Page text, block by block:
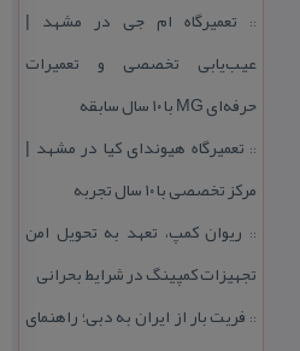
:: تعمیرگاه ام جی در مشهد |
عیب‌یابی تخصصی و تعمیرات
حرفه‌ای MG با ۱۰ سال سابقه
:: تعمیرگاه هیوندای كیا در مشهد |
مركز تخصصی با ۱۰ سال تجربه
:: ریوان كمپ، تعهد به تحویل امن
تجهیزات كمپینگ در شرایط بحرانی
:: فریت بار از ایران به دبی؛ راهنمای